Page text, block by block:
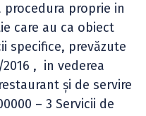
procedura proprie in
care au ca obiect
specifice, prevăzute
, in vederea
şi de servire
– 3 Servicii de